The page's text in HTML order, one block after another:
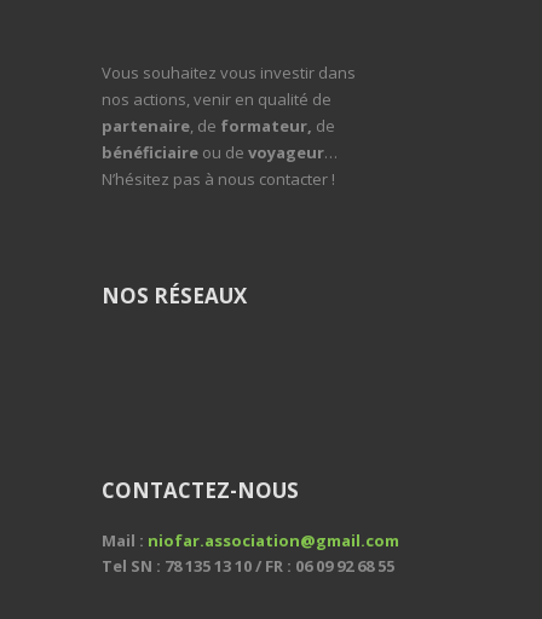
Vous souhaitez vous investir dans
nos actions, venir en qualité de
partenaire, de formateur, de
bénéficiaire ou de voyageur…
N’hésitez pas à nous contacter !
NOS RÉSEAUX
CONTACTEZ-NOUS
Mail : niofar.association@gmail.com
Tel SN : 78 135 13 10 / FR : 06 09 92 68 55